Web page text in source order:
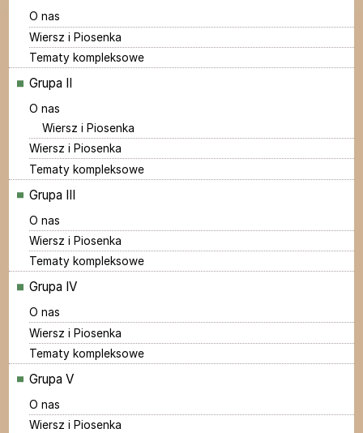
O nas
Wiersz i Piosenka
Tematy kompleksowe
Grupa II
O nas
Wiersz i Piosenka
Wiersz i Piosenka
Tematy kompleksowe
Grupa III
O nas
Wiersz i Piosenka
Tematy kompleksowe
Grupa IV
O nas
Wiersz i Piosenka
Tematy kompleksowe
Grupa V
O nas
Wiersz i Piosenka